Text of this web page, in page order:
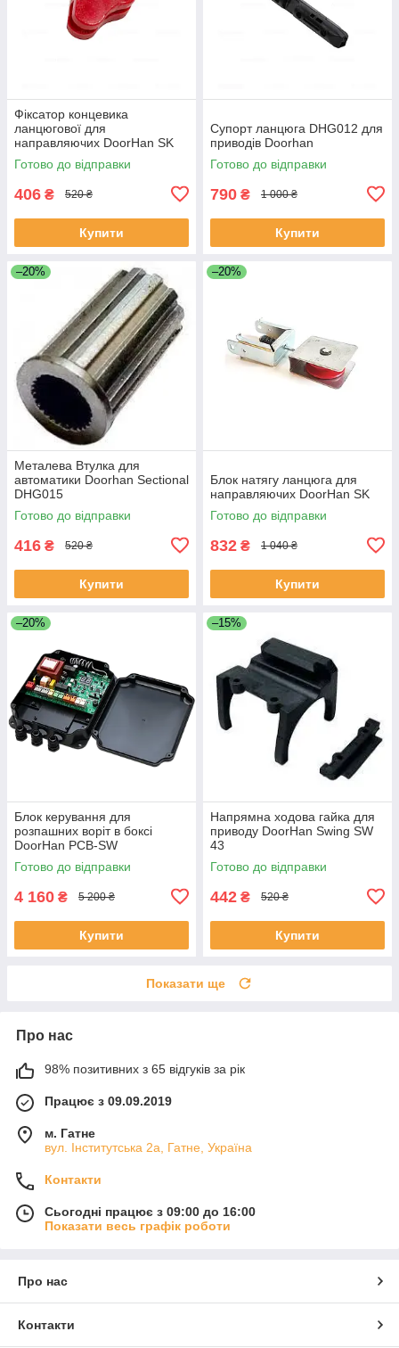
Фіксатор концевика
ланцюгової для
направляючих DoorHan SK
Готово до відправки
406 ₴ 520 ₴
Купити
Супорт ланцюга DHG012 для
приводів Doorhan
Готово до відправки
790 ₴ 1 000 ₴
Купити
–20%
Металева Втулка для
автоматики Doorhan Sectional
DHG015
Готово до відправки
416 ₴ 520 ₴
Купити
–20%
Блок натягу ланцюга для
направляючих DoorHan SK
Готово до відправки
832 ₴ 1 040 ₴
Купити
–20%
Блок керування для
розпашних воріт в боксі
DoorHan PCB-SW
Готово до відправки
4 160 ₴ 5 200 ₴
Купити
–15%
Напрямна ходова гайка для
приводу DoorHan Swing SW
43
Готово до відправки
442 ₴ 520 ₴
Купити
Показати ще
Про нас
98% позитивних з 65 відгуків за рік
Працює з 09.09.2019
м. Гатне
вул. Інститутська 2а, Гатне, Україна
Контакти
Сьогодні працює з 09:00 до 16:00
Показати весь графік роботи
Про нас
Контакти